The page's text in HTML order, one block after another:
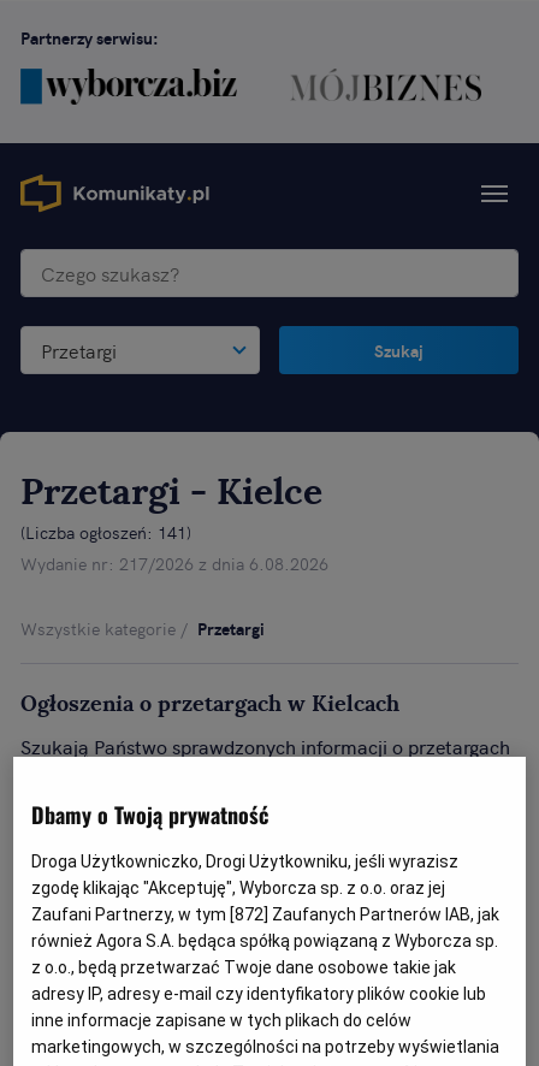
Partnerzy serwisu:
Przetargi Szukaj
Przetargi - Kielce
(Liczba ogłoszeń: 141 )
Wydanie nr: 217/2026 z dnia 6.08.2026
Wszystkie kategorie Przetargi
Ogłoszenia o przetargach w Kielcach
Szukają Państwo sprawdzonych informacji o przetargach
Zapraszamy do zapoznania się z aktualną ofertą
dostępną w naszym serwisie. To zawsze aktualna baza
ogłoszeń, w której znajdą Państwo informacje o
atrakcyjnych przetargach w Kielcach.
Dbamy o Twoją prywatność
Droga Użytkowniczko, Drogi Użytkowniku, jeśli wyrazisz
zgodę klikając "Akceptuję", Wyborcza sp. z o.o. oraz jej
Zaufani Partnerzy, w tym [872] Zaufanych Partnerów IAB, jak
również Agora S.A. będąca spółką powiązaną z Wyborcza sp.
z o.o., będą przetwarzać Twoje dane osobowe takie jak
adresy IP, adresy e-mail czy identyfikatory plików cookie lub
inne informacje zapisane w tych plikach do celów
marketingowych, w szczególności na potrzeby wyświetlania